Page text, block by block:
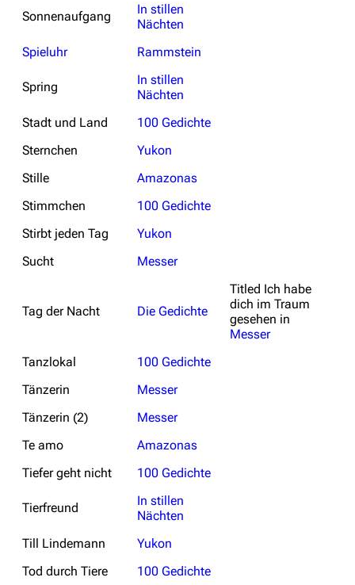
3.4K
Blog
On this day
Random page
Contact
Information
Discography
Song list
Tour dates
Information
Videography
Song list
Merchandise
Lindemann
Information
Discography
Videography
Merchandise
Information
Discography
Videography
Information
Videography
Sonnenaufgang
In stillen
Nächten
Spieluhr
Rammstein
Spring
In stillen
Nächten
Stadt und Land
100 Gedichte
Sternchen
Yukon
Stille
Amazonas
Stimmchen
100 Gedichte
Stirbt jeden Tag
Yukon
Sucht
Messer
Tag der Nacht Die Gedichte
Titled Ich habe
dich im Traum
gesehen in
Messer
Tanzlokal
100 Gedichte
Tänzerin
Messer
Tänzerin (2)
Messer
Te amo
Amazonas
Tiefer geht nicht
100 Gedichte
Tierfreund
In stillen
Nächten
Till Lindemann
Yukon
Tod durch Tiere
100 Gedichte